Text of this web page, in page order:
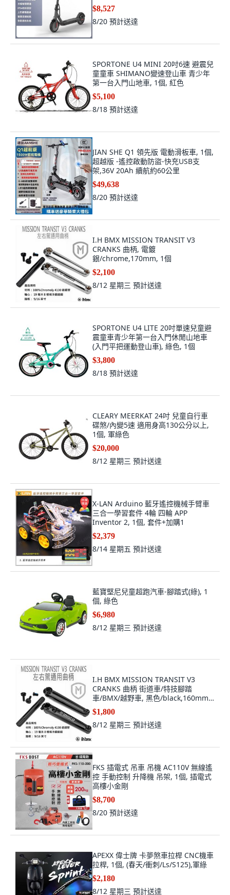
$8,527
8/20 預計送達
SPORTONE U4 MINI 20吋6速 避震兒
童童車 SHIMANO變速登山車 青少年
第一台入門山地車, 1個, 紅色
$5,100
8/18 預計送達
JIAN SHE Q1 領先版 電動滑板車, 1個,
超越版 -遙控啟動防盜-快充USB支
架,36V 20Ah 續航約60公里
$49,638
8/20 預計送達
I.H BMX MISSION TRANSIT V3
CRANKS 曲柄, 電鍍
銀/chrome,170mm, 1個
$2,100
8/12 星期三 預計送達
SPORTONE U4 LITE 20吋單速兒童避
震童車青少年第一台入門休閒山地車
(入門平把運動登山車), 綠色, 1個
$3,800
8/18 預計送達
CLEARY MEERKAT 24吋 兒童自行車
碟煞/內變5速 適用身高130公分以上,
1個, 軍綠色
$20,000
8/12 星期三 預計送達
X-LAN Arduino 藍牙遙控機械手臂車
三合一學習套件 4輪 四輪 APP
Inventor 2, 1個, 套件+加購1
$2,379
8/14 星期五 預計送達
藍寶堅尼兒童超跑汽車-腳踏式(綠), 1
個, 綠色
$6,980
8/12 星期三 預計送達
I.H BMX MISSION TRANSIT V3
CRANKS 曲柄 街道車/特技腳踏
車/BMX/越野車, 黑色/black,160mm,
1個
$1,800
8/12 星期三 預計送達
FKS 插電式 吊車 吊機 AC110V 無線遙
控 手動控制 升降機 吊架, 1個, 插電式
高樓小金剛
$8,700
8/20 預計送達
APEXX 偉士牌 卡夢煞車拉桿 CNC機車
拉桿, 1個, (春天/衝刺/Ls/S125),軍綠
$2,180
8/12 星期三 預計送達